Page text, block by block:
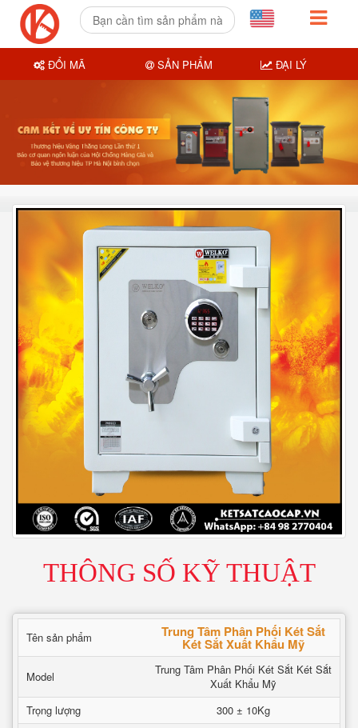
THÔNG SỐ KỸ THUẬT
Tên sản phẩm Trung Tâm Phân Phối Két Sắt
Két Sắt Xuất Khẩu Mỹ
Model
Trung Tâm Phân Phối Két Sắt Két Sắt
Xuất Khẩu Mỹ
Trọng lượng
300 ± 10Kg
ĐỔI MÃ SẢN PHẨM ĐẠI LÝ